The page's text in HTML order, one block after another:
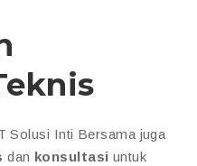
Solusi Inti Bersama juga
dan konsultasi untuk